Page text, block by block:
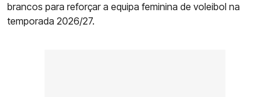
brancos para reforçar a equipa feminina de voleibol na
temporada 2026/27.